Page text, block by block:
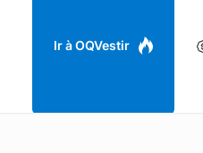
Ir à OQVestir